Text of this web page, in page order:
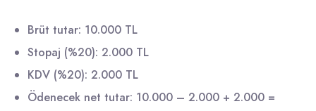
Brüt tutar: 10.000 TL
Stopaj (%20): 2.000 TL
KDV (%20): 2.000 TL
Ödenecek net tutar: 10.000 – 2.000 + 2.000 =